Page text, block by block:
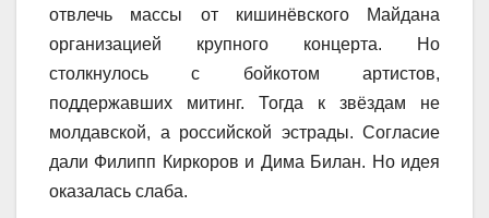
отвлечь массы от кишинёвского Майдана
организацией крупного концерта. Но
столкнулось с бойкотом артистов,
поддержавших митинг. Тогда к звёздам не
молдавской, а российской эстрады. Согласие
дали Филипп Киркоров и Дима Билан. Но идея
оказалась слаба.